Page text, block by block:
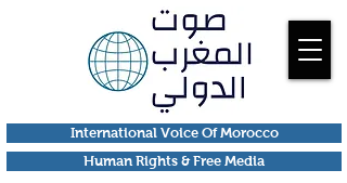
Human Rights & Free Media
International Voice Of Morocco